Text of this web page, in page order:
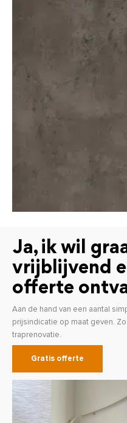
Ja, ik wil
vrijblijvend
offerte
Aan de hand van een aantal
prijsindicatie op maat geven.
traprenovatie.
Gratis offerte